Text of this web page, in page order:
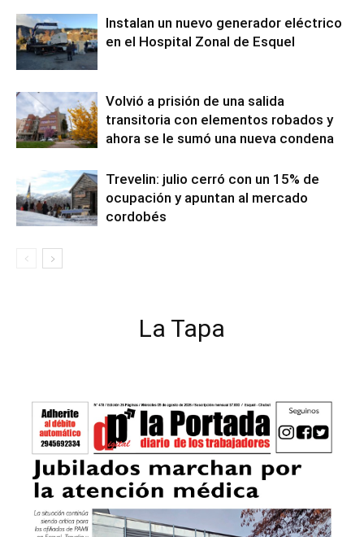
Instalan un nuevo generador eléctrico
en el Hospital Zonal de Esquel
Volvió a prisión de una salida
transitoria con elementos robados y
ahora se le sumó una nueva condena
Trevelin: julio cerró con un 15% de
ocupación y apuntan al mercado
cordobés
La Tapa